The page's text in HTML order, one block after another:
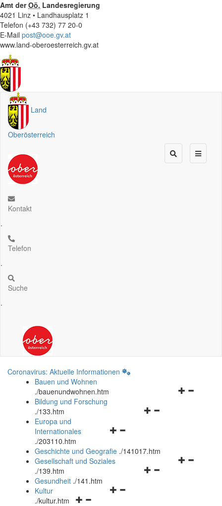
Amt derOö. Landesregierung
4021 Linz • Landhausplatz 1
Telefon (+43 732) 77 20-0
E-Mail post@ooe.gv.at
www.land-oberoesterreich.gv.at
Land
Oberösterreich
Kontakt
.
Telefon
.
Suche
.
Coronavirus: Aktuelle Informationen
Bauen und Wohnen
./bauenundwohnen.htm
Navigationsmenü
Bildung und Forschung
./133.htm
Navigationsmenü
und
schließen
Europa und
Internationales
./203110.htm
Geschichte und Geografie ./141017.htm
Navigationsmenü
Gesellschaft und Soziales
./139.htm
Navigationsmenü
Gesundheit ./141.htm
Navigationsmenü
Kultur
./kultur.htm